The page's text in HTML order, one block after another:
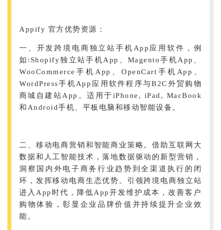
Appify 官方优势资源：
一、开发跨境电商独立站手机App应用软件，例
如:Shopify独立站手机App、Magento手机App、
WooCommerce手机App、OpenCart手机App、
WordPress手机App应用软件程序与B2C外贸购物
商城自建站App。适用于iPhone, iPad, MacBook
和Android手机、平板电脑和移动智能设备。
二、移动电商营销和智能商业策略。借助互联网大
数据和人工智能技术，落地数据驱动的新型营销，
洞察国内外电子商务行业趋势到全渠道执行的闭
环，发挥移动电商生态优势。引领跨境电商独立站
进入App时代，降低App开发维护成本，改善客户
购物体验，彰显企业品牌价值并持续提升企业效
能。